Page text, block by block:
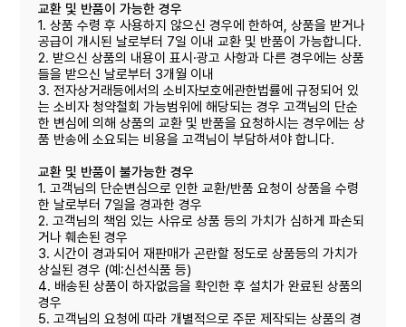
교환 및 반품이 가능한 경우
1. 상품 수령 후 사용하지 않으신 경우에 한하여, 상품을 받거나
공급이 개시된 날로부터 7일 이내 교환 및 반품이 가능합니다.
2. 받으신 상품의 내용이 표시·광고 사항과 다른 경우에는 상품
들을 받으신 날로부터 3개월 이내
3. 전자상거래등에서의 소비자보호에관한법률에 규정되어 있
는 소비자 청약철회 가능범위에 해당되는 경우 고객님의 단순
한 변심에 의해 상품의 교환 및 반품을 요청하시는 경우에는 상
품 반송에 소요되는 비용을 고객님이 부담하셔야 합니다.
교환 및 반품이 불가능한 경우
1. 고객님의 단순변심으로 인한 교환/반품 요청이 상품을 수령
한 날로부터 7일을 경과한 경우
2. 고객님의 책임 있는 사유로 상품 등의 가치가 심하게 파손되
거나 훼손된 경우
3. 시간이 경과되어 재판매가 곤란할 정도로 상품등의 가치가
상실된 경우 (예:신선식품 등)
4. 배송된 상품이 하자없음을 확인한 후 설치가 완료된 상품의
경우
5. 고객님의 요청에 따라 개별적으로 주문 제작되는 상품의 경